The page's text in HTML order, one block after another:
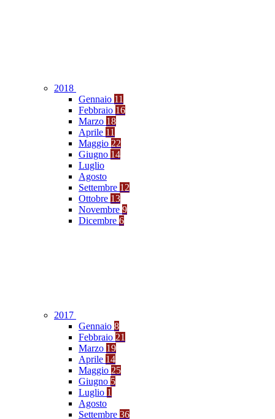
2018
Gennaio 11
Febbraio 16
Marzo 18
Aprile 11
Maggio 22
Giugno 14
Luglio
Agosto
Settembre 12
Ottobre 13
Novembre 9
Dicembre 6
2017
Gennaio 8
Febbraio 21
Marzo 19
Aprile 14
Maggio 25
Giugno 5
Luglio 1
Agosto
Settembre 36